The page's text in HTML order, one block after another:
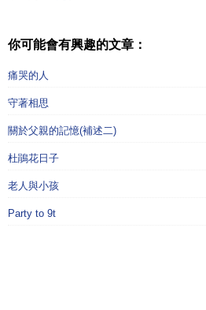
你可能會有興趣的文章：
痛哭的人
守著相思
關於父親的記憶(補述二)
杜鵑花日子
老人與小孩
Party to 9t